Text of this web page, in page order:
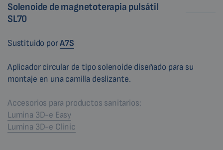
Solenoide de magnetoterapia pulsátil
SL70
Sustituido porA7S
Aplicador circular de tipo solenoide diseñado para su
montaje en una camilla deslizante.
Accesorios para productos sanitarios:
Lumina 3D-e Easy
Lumina 3D-e Clinic